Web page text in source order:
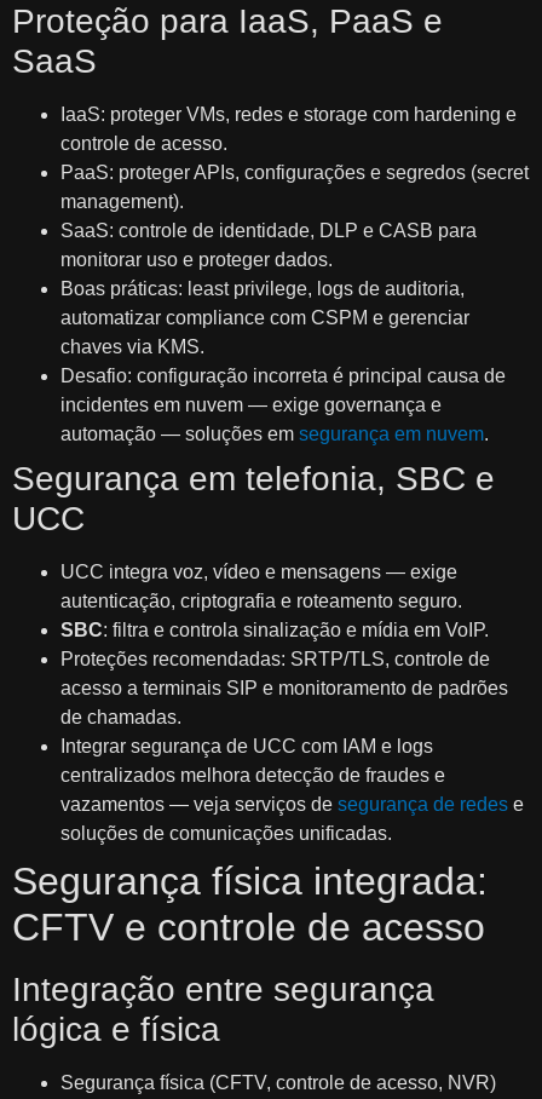
Proteção para IaaS, PaaS e
SaaS
IaaS: proteger VMs, redes e storage com hardening e
controle de acesso.
PaaS: proteger APIs, configurações e segredos (secret
management).
SaaS: controle de identidade, DLP e CASB para
monitorar uso e proteger dados.
Boas práticas: least privilege, logs de auditoria,
automatizar compliance com CSPM e gerenciar
chaves via KMS.
Desafio: configuração incorreta é principal causa de
incidentes em nuvem — exige governança e
automação — soluções em segurança em nuvem.
Segurança em telefonia, SBC e
UCC
UCC integra voz, vídeo e mensagens — exige
autenticação, criptografia e roteamento seguro.
SBC: filtra e controla sinalização e mídia em VoIP.
Proteções recomendadas: SRTP/TLS, controle de
acesso a terminais SIP e monitoramento de padrões
de chamadas.
Integrar segurança de UCC com IAM e logs
centralizados melhora detecção de fraudes e
vazamentos — veja serviços de segurança de redes e
soluções de comunicações unificadas.
Segurança física integrada:
CFTV e controle de acesso
Integração entre segurança
lógica e física
Segurança física (CFTV, controle de acesso, NVR)